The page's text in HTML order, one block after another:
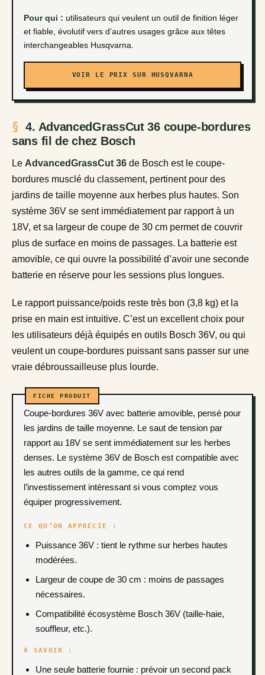
Pour qui : utilisateurs qui veulent un outil de finition léger
et fiable, évolutif vers d’autres usages grâce aux têtes
interchangeables Husqvarna.
VOIR LE PRIX SUR HUSQVARNA
4. AdvancedGrassCut 36 coupe-bordures
sans fil de chez Bosch
Le AdvancedGrassCut 36 de Bosch est le coupe-
bordures musclé du classement, pertinent pour des
jardins de taille moyenne aux herbes plus hautes. Son
système 36V se sent immédiatement par rapport à un
18V, et sa largeur de coupe de 30 cm permet de couvrir
plus de surface en moins de passages. La batterie est
amovible, ce qui ouvre la possibilité d’avoir une seconde
batterie en réserve pour les sessions plus longues.
Le rapport puissance/poids reste très bon (3,8 kg) et la
prise en main est intuitive. C’est un excellent choix pour
les utilisateurs déjà équipés en outils Bosch 36V, ou qui
veulent un coupe-bordures puissant sans passer sur une
vraie débroussailleuse plus lourde.
Coupe-bordures 36V avec batterie amovible, pensé pour
les jardins de taille moyenne. Le saut de tension par
rapport au 18V se sent immédiatement sur les herbes
denses. Le système 36V de Bosch est compatible avec
les autres outils de la gamme, ce qui rend
l’investissement intéressant si vous comptez vous
équiper progressivement.
CE QU’ON APPRÉCIE :
Puissance 36V : tient le rythme sur herbes hautes
modérées.
Largeur de coupe de 30 cm : moins de passages
nécessaires.
Compatibilité écosystème Bosch 36V (taille-haie,
souffleur, etc.).
À SAVOIR :
Une seule batterie fournie : prévoir un second pack